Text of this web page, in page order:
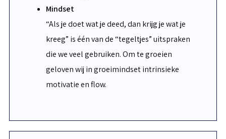
Mindset
“Als je doet wat je deed, dan krijg je wat je
kreeg” is één van de “tegeltjes” uitspraken
die we veel gebruiken. Om te groeien
geloven wij in groeimindset intrinsieke
motivatie en flow.